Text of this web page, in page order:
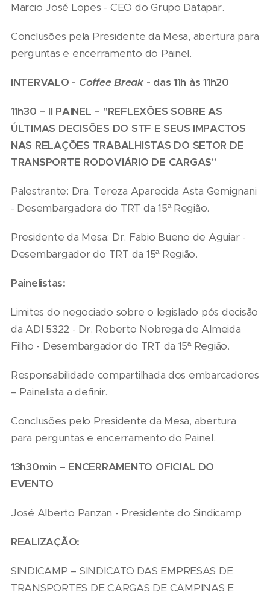
Marcio José Lopes - CEO do Grupo Datapar.
Conclusões pela Presidente da Mesa, abertura para
perguntas e encerramento do Painel.
INTERVALO - Coffee Break- das 11h às 11h20
11h30 – II PAINEL – "REFLEXÕES SOBRE AS
ÚLTIMAS DECISÕES DO STF E SEUS IMPACTOS
NAS RELAÇÕES TRABALHISTAS DO SETOR DE
TRANSPORTE RODOVIÁRIO DE CARGAS"
Palestrante: Dra. Tereza Aparecida Asta Gemignani
- Desembargadora do TRT da 15ª Região.
Presidente da Mesa: Dr. Fabio Bueno de Aguiar -
Desembargador do TRT da 15ª Região.
Painelistas:
Limites do negociado sobre o legislado pós decisão
da ADI 5322 - Dr. Roberto Nobrega de Almeida
Filho - Desembargador do TRT da 15ª Região.
Responsabilidade compartilhada dos embarcadores
– Painelista a definir.
Conclusões pelo Presidente da Mesa, abertura
para perguntas e encerramento do Painel.
13h30min – ENCERRAMENTO OFICIAL DO
EVENTO
José Alberto Panzan - Presidente do Sindicamp
REALIZAÇÃO:
SINDICAMP – SINDICATO DAS EMPRESAS DE
TRANSPORTES DE CARGAS DE CAMPINAS E